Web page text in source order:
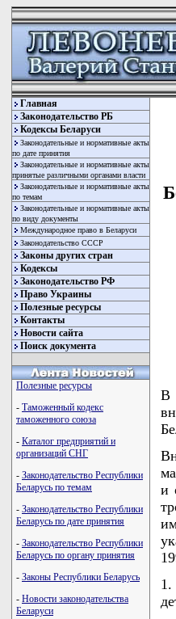
Главная
Законодательство РБ
Кодексы Беларуси
Законодательные и нормативные акты
по дате принятия
Законодательные и нормативные акты
принятые различными органами власти
Законодательные и нормативные акты
по темам
Законодательные и нормативные акты
по виду документы
Международное право в Беларуси
Законодательство СССР
Законы других стран
Кодексы
Законодательство РФ
Право Украины
Полезные ресурсы
Контакты
Новости сайта
Поиск документа
Полезные ресурсы
- Таможенный кодекс
таможенного союза
- Каталог предприятий и
организаций СНГ
- Законодательство Республики
Беларусь по темам
- Законодательство Республики
Беларусь по дате принятия
- Законодательство Республики
Беларусь по органу принятия
- Законы Республики Беларусь
- Новости законодательства
Беларуси
В
и
1.